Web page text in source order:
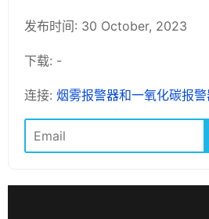
发布时间: 30 October, 2023
下载: -
连接: 烟雾报警器和一氧化碳报